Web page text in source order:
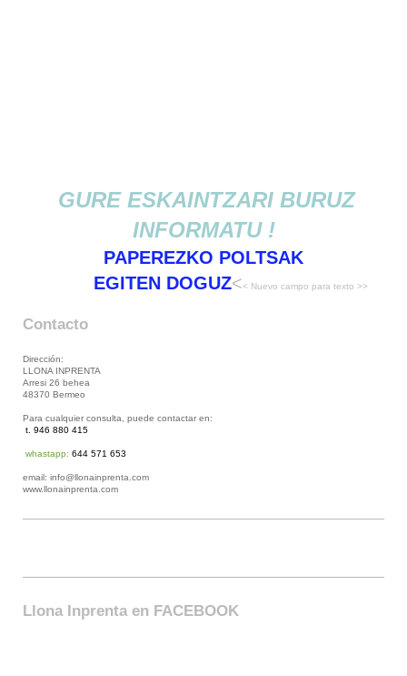
GURE ESKAINTZARI BURUZ
INFORMATU !
PAPEREZKO POLTSAK
EGITEN DOGUZ<< Nuevo campo para texto >>
Contacto
Dirección:
LLONA INPRENTA
Arresi 26 behea
48370 Bermeo
Para cualquier consulta, puede contactar en:
t. 946 880 415
whastapp: 644 571 653
email: info@llonainprenta.com
www.llonainprenta.com
Llona Inprenta en FACEBOOK